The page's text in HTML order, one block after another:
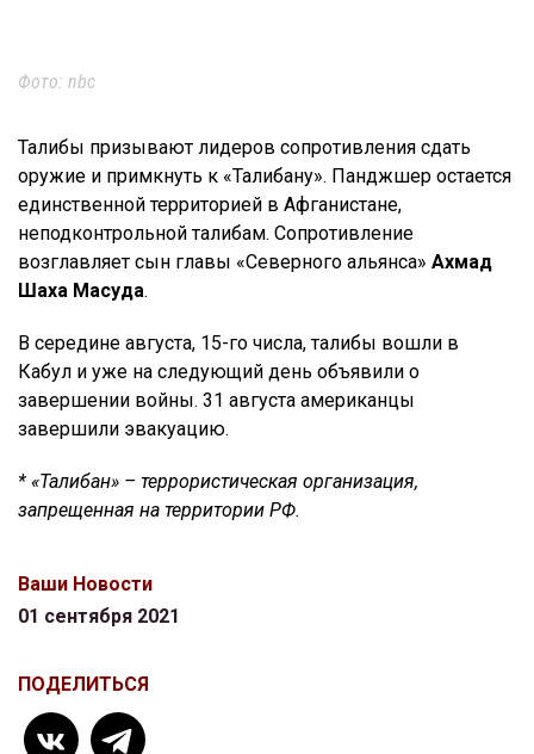
Фото: nbc
Талибы призывают лидеров сопротивления сдать
оружие и примкнуть к «Талибану». Панджшер остается
единственной территорией в Афганистане,
неподконтрольной талибам. Сопротивление
возглавляет сын главы «Северного альянса» Ахмад
Шаха Масуда.
В середине августа, 15-го числа, талибы вошли в
Кабул и уже на следующий день объявили о
завершении войны. 31 августа американцы
завершили эвакуацию.
* «Талибан» – террористическая организация,
запрещенная на территории РФ.
Ваши Новости
01 сентября 2021
ПОДЕЛИТЬСЯ